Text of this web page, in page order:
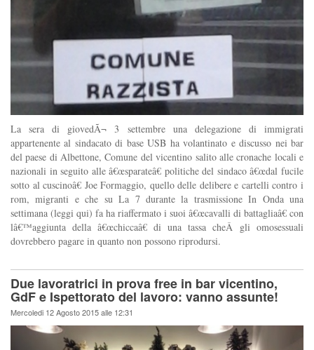
La sera di giovedÃ¬ 3 settembre una delegazione di immigrati
appartenente al sindacato di base USB ha volantinato e discusso nei bar
del paese di Albettone, Comune del vicentino salito alle cronache locali e
nazionali in seguito alle â€œsparateâ€ politiche del sindaco â€œdal fucile
sotto al cuscinoâ€ Joe Formaggio, quello delle delibere e cartelli contro i
rom, migranti e che su La 7 durante la trasmissione In Onda una
settimana (leggi qui) fa ha riaffermato i suoi â€œcavalli di battagliaâ€ con
lâ€™aggiunta della â€œchiccaâ€ di una tassa cheÂ gli omosessuali
dovrebbero pagare in quanto non possono riprodursi.
Due lavoratrici in prova free in bar vicentino,
GdF e Ispettorato del lavoro: vanno assunte!
Mercoledi 12 Agosto 2015 alle 12:31